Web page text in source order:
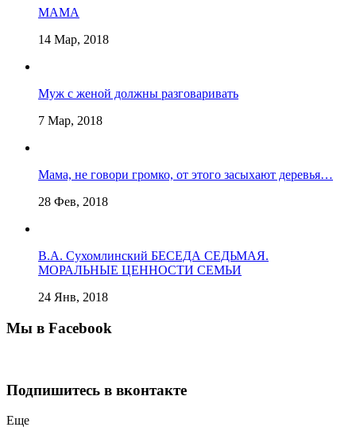
МАМА
14 Мар, 2018
Муж с женой должны разговаривать
7 Мар, 2018
Мама, не говори громко, от этого засыхают деревья…
28 Фев, 2018
В.А. Сухомлинский БЕСЕДА СЕДЬМАЯ.
МОРАЛЬНЫЕ ЦЕННОСТИ СЕМЬИ
24 Янв, 2018
Мы в Facebook
Подпишитесь в вконтакте
Еще